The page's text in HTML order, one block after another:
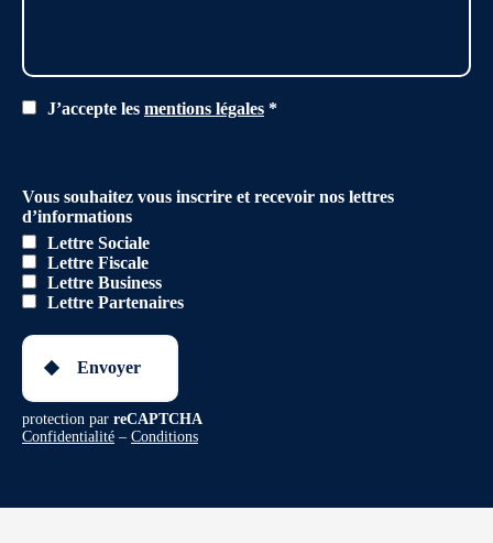
J’accepte les mentions légales *
Vous souhaitez vous inscrire et recevoir nos lettres
d’informations
Lettre Sociale
Lettre Fiscale
Lettre Business
Lettre Partenaires
Envoyer
protection par reCAPTCHA
Confidentialité – Conditions